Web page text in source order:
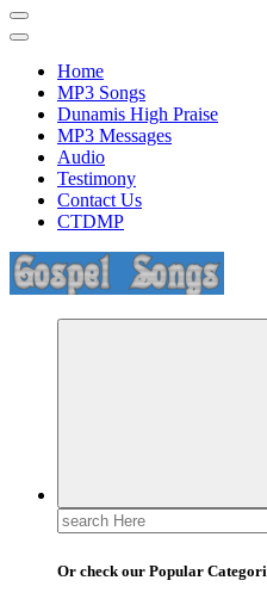
Home
MP3 Songs
Dunamis High Praise
MP3 Messages
Audio
Testimony
Contact Us
CTDMP
Life Changing And Soul Lifting
Search
for:
Or check our Popular